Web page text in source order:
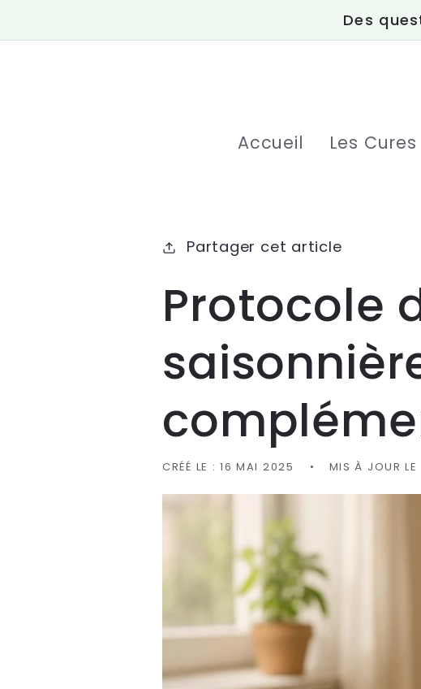
au
Des
Accueil Les Cures
Partager cet article
Protocole
CRÉÉ LE : 16 MAI 2025 MIS À JOUR LE